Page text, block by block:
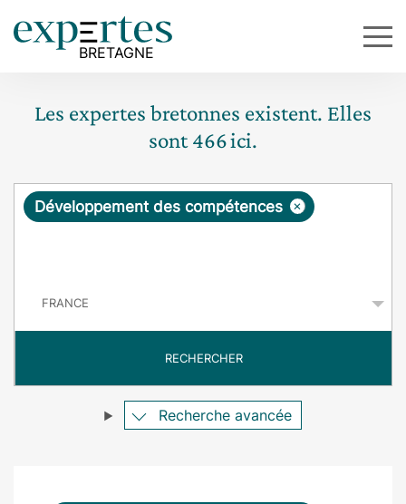
Les expertes bretonnes existent. Elles
sont466ici.
R
ê
e
×
Développement des compétences
RECHERCHER
Recherche avancée